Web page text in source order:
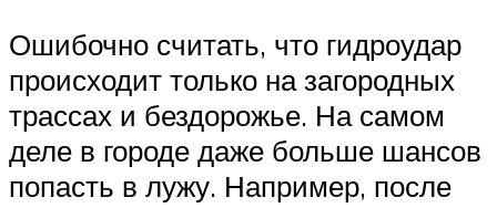
Ошибочно считать, что гидроудар
происходит только на загородных
трассах и бездорожье. На самом
деле в городе даже больше шансов
попасть в лужу. Например, после